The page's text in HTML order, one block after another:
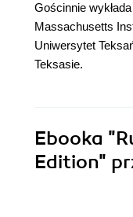
Gościnnie
Massachusetts
Uniwersytet
Teksasie.
Ebooka
Edition"